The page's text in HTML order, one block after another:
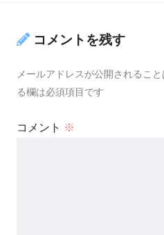
コメントを残す
メールアドレスが公開されること
る欄は必須項目です
コメント ※